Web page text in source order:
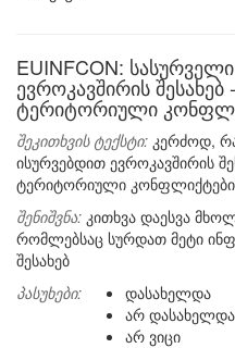
EUINFCON:
ევროკავშირის
ტერიტორიული
შეკითხვის ტექსტი: კერძოდ,
ისურვებდით ევროკავშირის
ტერიტორიული
შენიშვნა: კითხვა დაესვა
რომლებსაც სურდათ მეტი
შესახებ
პასუხები:
დასახელდა
არ დასახელდა
არ ვიცი